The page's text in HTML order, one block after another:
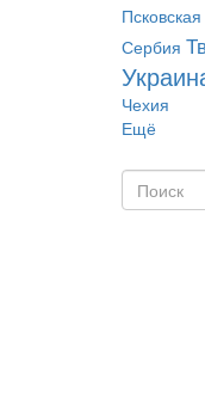
Сербия
Чехия
Ещё